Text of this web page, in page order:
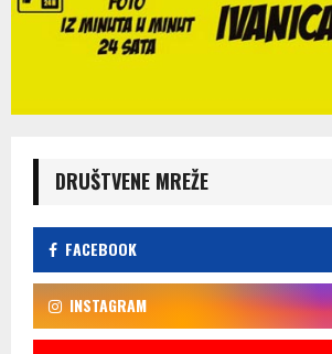
DRUŠTVENE MREŽE
FACEBOOK
INSTAGRAM